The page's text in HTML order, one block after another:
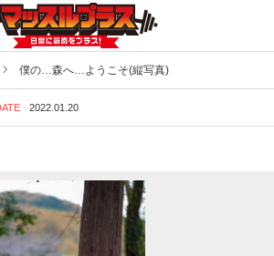
僕の…森へ…ようこそ(縦写真)
2022.01.20